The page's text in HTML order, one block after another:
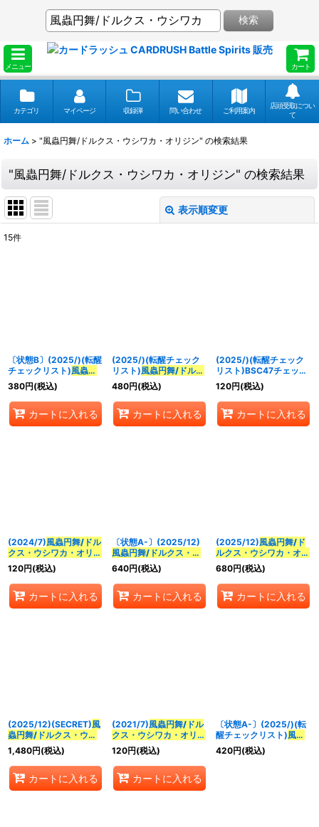
メニュー カート
検索
カテゴリ マイページ 収録弾 問い合わせ ご利用案内
店頭受取につい
て
ホーム > "風蟲円舞/ドルクス・ウシワカ・オリジン" の検索結果
"風蟲円舞/ドルクス・ウシワカ・オリジン" の検索結果
表示順変更
絞り込む
15件
〔状態B〕(2025/)(転醒
チェックリスト)風蟲円
舞/ドルクス・ウシワ
カ・オリジン
{BSC47-RVTX03}
《緑》
380円(税込)
カートに入れる
(2025/)(転醒チェック
リスト)風蟲円舞/ドルク
ス・ウシワカ・オリジン
【-】{BSC47-
RVTX03}《緑》
480円(税込)
カートに入れる
(2025/)(転醒チェック
リスト)BSC47チェック
リスト4【-】{BSC47-
RVTX03/BSC47-
RVTX04}《無》
120円(税込)
カートに入れる
(2024/7)風蟲円舞/ドル
クス・ウシワカ・オリジ
ン(ヨク・アルバトロサ
イラスト)【CP】
{BS55-TCP06}《緑》
120円(税込)
カートに入れる
〔状態A-〕(2025/12)
風蟲円舞/ドルクス・ウ
シワカ・オリジン
X】{BSC47-
RVTX03a/BSC47-
RVTX03b}《緑》
640円(税込)
カートに入れる
(2025/12)風蟲円舞/ド
ルクス・ウシワカ・オリ
ジン【転醒X】{BSC47-
RVTX03a/BSC47-
RVTX03b}《緑》
680円(税込)
カートに入れる
(2025/12)(SECRET)風
蟲円舞/ドルクス・ウシ
ワカ・オリジン
SEC】{BSC47-
RVTX03a/BSC47-
RVTX03b}《緑》
1,480円(税込)
カートに入れる
(2021/7)風蟲円舞/ドル
クス・ウシワカ・オリジ
ン【CP】{BS55-
TCP06a/BS55-
TCP06b}《緑》
120円(税込)
カートに入れる
〔状態A-〕(2025/)(転
醒チェックリスト)風蟲
円舞/ドルクス・ウシワ
カ・オリジン
420円(税込)